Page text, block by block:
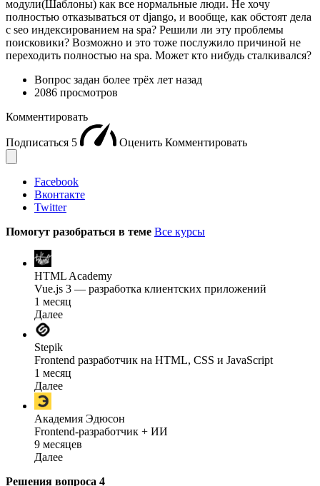
модули(Шаблоны) как все нормальные люди. Не хочу
полностью отказываться от django, и вообще, как обстоят дела
с seo индексированием на spa? Решили ли эту проблемы
поисковики? Возможно и это тоже послужило причиной не
переходить полностью на spa. Может кто нибудь сталкивался?
Вопрос задан более трёх лет назад
2086 просмотров
Комментировать
Подписаться 5 Оценить Комментировать
Facebook
Вконтакте
Twitter
Помогут разобраться в теме Все курсы
HTML Academy
Vue.js 3 — разработка клиентских приложений
1 месяц
Далее
Stepik
Frontend разработчик на HTML, CSS и JavaScript
1 месяц
Далее
Академия Эдюсон
Frontend-разработчик + ИИ
9 месяцев
Далее
Решения вопроса 4